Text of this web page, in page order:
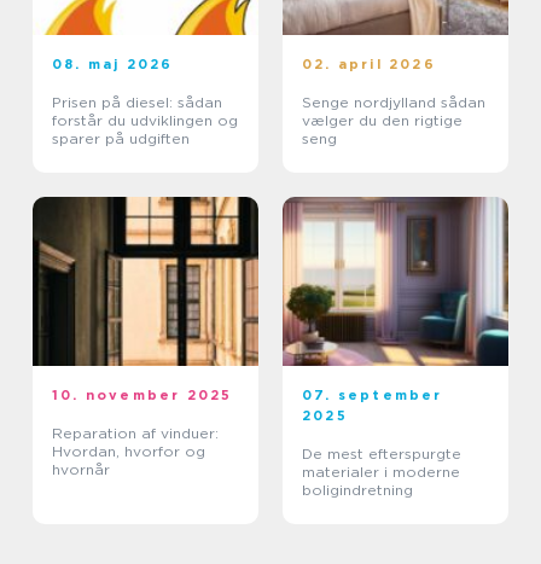
08. maj 2026
Prisen på diesel: sådan
forstår du udviklingen og
sparer på udgiften
02. april 2026
Senge nordjylland sådan
vælger du den rigtige
seng
10. november 2025
Reparation af vinduer:
Hvordan, hvorfor og
hvornår
07. september
2025
De mest efterspurgte
materialer i moderne
boligindretning